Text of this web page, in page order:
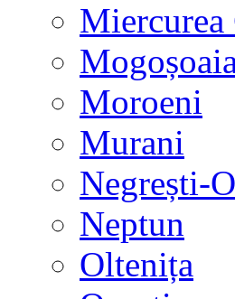
Miercurea
Moroeni
Murani
Negrești-
Neptun
Oltenița